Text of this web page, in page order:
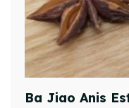
Ba Jiao Anis